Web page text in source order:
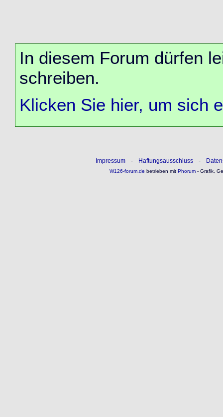
In diesem Forum dürfen
schreiben.
Klicken Sie hier, um sich
Impressum - Haftungsausschluss -
W126-forum.de betrieben mitPhorum- Grafik,